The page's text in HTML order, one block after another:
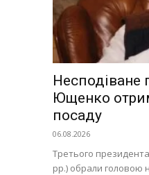
Несподіване
Ющенко
посаду
06.08.2026
Третього
рр.) обрали головою